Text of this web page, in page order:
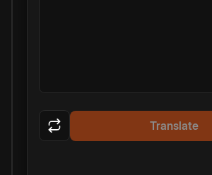
Translate